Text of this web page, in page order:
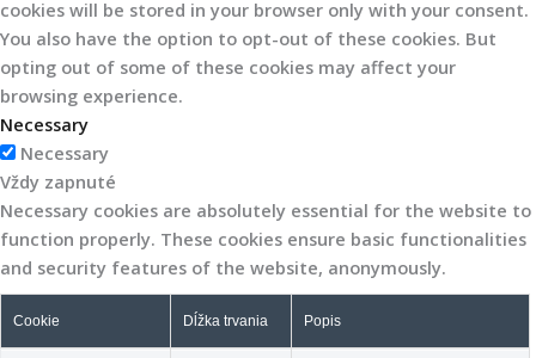
cookies will be stored in your browser only with your consent.
You also have the option to opt-out of these cookies. But
opting out of some of these cookies may affect your
browsing experience.
Necessary
Necessary
Vždy zapnuté
Necessary cookies are absolutely essential for the website to
function properly. These cookies ensure basic functionalities
and security features of the website, anonymously.
Cookie Dĺžka trvania Popis